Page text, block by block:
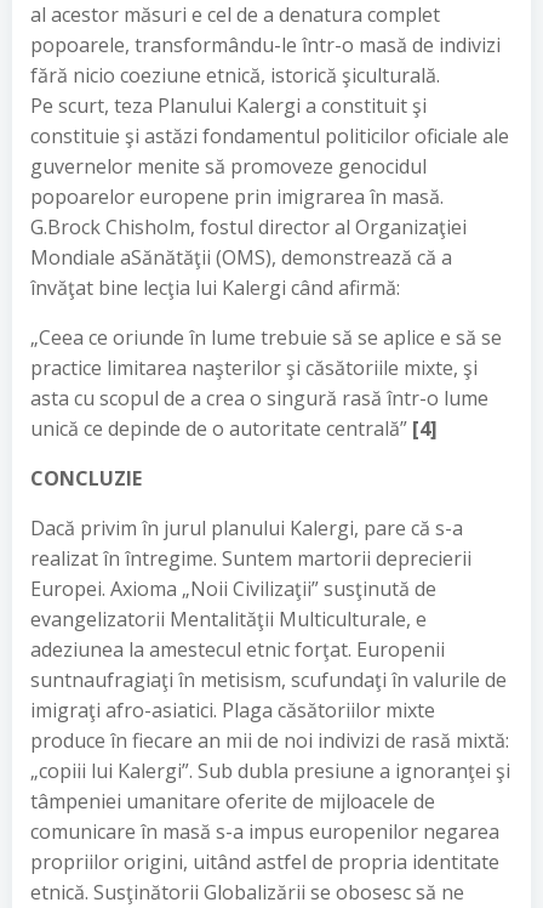
al acestor măsuri e cel de a denatura complet
popoarele, transformându-le într-o masă de indivizi
fără nicio coeziune etnică, istorică şiculturală.
Pe scurt, teza Planului Kalergi a constituit şi
constituie şi astăzi fondamentul politicilor oficiale ale
guvernelor menite să promoveze genocidul
popoarelor europene prin imigrarea în masă.
G.Brock Chisholm, fostul director al Organizaţiei
Mondiale aSănătăţii (OMS), demonstrează că a
învăţat bine lecţia lui Kalergi când afirmă:
„Ceea ce oriunde în lume trebuie să se aplice e să se
practice limitarea naşterilor şi căsătoriile mixte, şi
asta cu scopul de a crea o singură rasă într-o lume
unică ce depinde de o autoritate centrală” [4]
CONCLUZIE
Dacă privim în jurul planului Kalergi, pare că s-a
realizat în întregime. Suntem martorii deprecierii
Europei. Axioma „Noii Civilizaţii” susţinută de
evangelizatorii Mentalităţii Multiculturale, e
adeziunea la amestecul etnic forţat. Europenii
suntnaufragiaţi în metisism, scufundaţi în valurile de
imigraţi afro-asiatici. Plaga căsătoriilor mixte
produce în fiecare an mii de noi indivizi de rasă mixtă:
„copiii lui Kalergi”. Sub dubla presiune a ignoranţei şi
tâmpeniei umanitare oferite de mijloacele de
comunicare în masă s-a impus europenilor negarea
propriilor origini, uitând astfel de propria identitate
etnică. Susţinătorii Globalizării se obosesc să ne